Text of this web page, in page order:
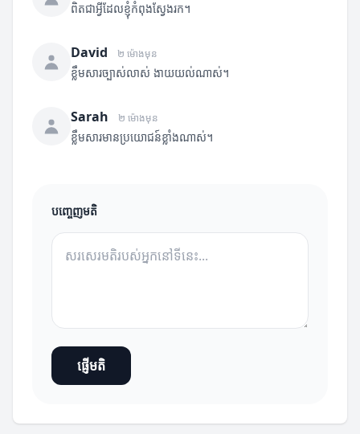
ពិតជាអ្វីដែលខ្ញុំកំពុងស្វែងរក។
David ២ ម៉ោងមុន
ខ្លឹមសារច្បាស់លាស់ ងាយយល់ណាស់។
Sarah ២ ម៉ោងមុន
ខ្លឹមសារមានប្រយោជន៍ខ្លាំងណាស់។
បញ្ចេញមតិ
ផ្ញើមតិ